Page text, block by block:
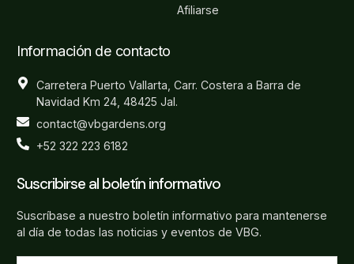
Afiliarse
Información de contacto
Carretera Puerto Vallarta, Carr. Costera a Barra de
Navidad Km 24, 48425 Jal.
contact@vbgardens.org
+52 322 223 6182
Suscribirse al boletín informativo
Suscríbase a nuestro boletín informativo para mantenerse
al día de todas las noticias y eventos de VBG.